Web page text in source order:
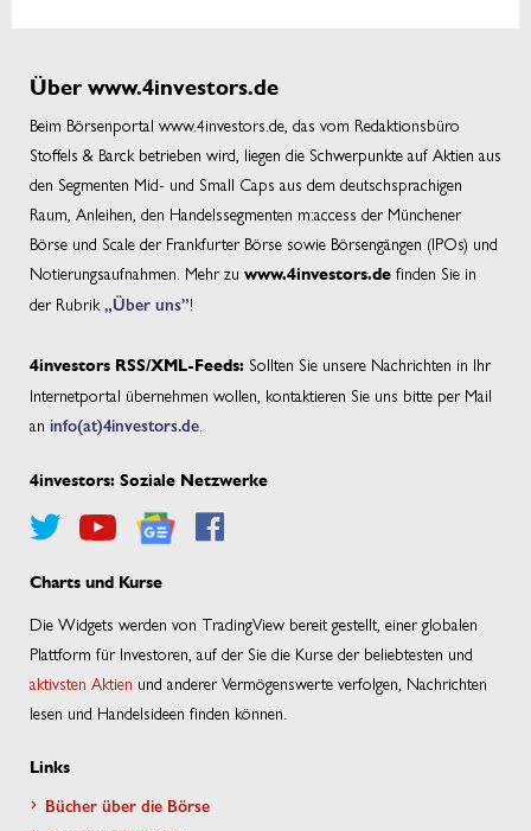
Über www.4investors.de
Beim Börsenportal www.4investors.de, das vom Redaktionsbüro
Stoffels & Barck betrieben wird, liegen die Schwerpunkte auf Aktien aus
den Segmenten Mid- und Small Caps aus dem deutschsprachigen
Raum, Anleihen, den Handelssegmenten m:access der Münchener
Börse und Scale der Frankfurter Börse sowie Börsengängen (IPOs) und
Notierungsaufnahmen. Mehr zu www.4investors.de finden Sie in
der Rubrik „Über uns”!
4investors RSS/XML-Feeds: Sollten Sie unsere Nachrichten in Ihr
Internetportal übernehmen wollen, kontaktieren Sie uns bitte per Mail
an info(at)4investors.de
4investors: Soziale Netzwerke
Charts und Kurse
Die Widgets werden von TradingView bereit gestellt, einer globalen
Plattform für Investoren, auf der Sie die Kurse der beliebtesten und
aktivsten Aktien und anderer Vermögenswerte verfolgen, Nachrichten
lesen und Handelsideen finden können.
Links
Bücher über die Börse